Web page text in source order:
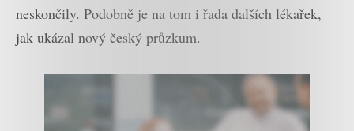
neskončily. Podobně je na tom i řada dalších lékařek,
jak ukázal nový český průzkum.